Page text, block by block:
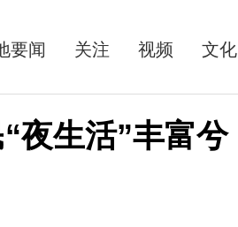
要闻 关注 视频 文化
夜生活”丰富兮